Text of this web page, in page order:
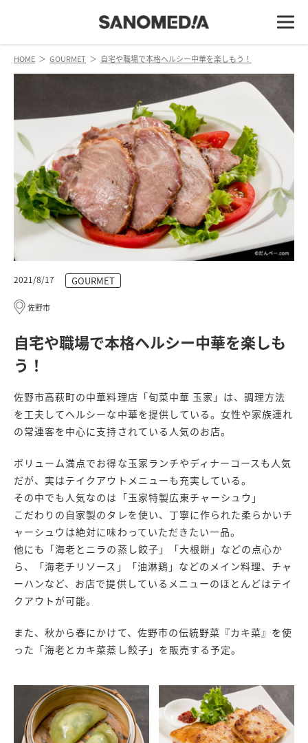
HOME ＞ GOURMET ＞ 自宅や職場で本格ヘルシー中華を楽しもう！
自宅や職場で本格ヘルシー中華を楽しも
う！
2021/8/17 GOURMET
佐野市
佐野市高萩町の中華料理店「旬菜中華 玉家」は、調理方法
を工夫してヘルシーな中華を提供している。女性や家族連れ
の常連客を中心に支持されている人気のお店。
ボリューム満点でお得な玉家ランチやディナーコースも人気
だが、実はテイクアウトメニューも充実している。
その中でも人気なのは「玉家特製広東チャーシュウ」
こだわりの自家製のタレを使い、丁寧に作られた柔らかいチ
ャーシュウは絶対に味わっていただきたい一品。
他にも「海老とニラの蒸し餃子」「大根餅」などの点心か
ら、「海老チリソース」「油淋鶏」などのメイン料理、チャ
ーハンなど、お店で提供しているメニューのほとんどはテイ
クアウトが可能。
また、秋から春にかけて、佐野市の伝統野菜『カキ菜』を使
った「海老とカキ菜蒸し餃子」を販売する予定。